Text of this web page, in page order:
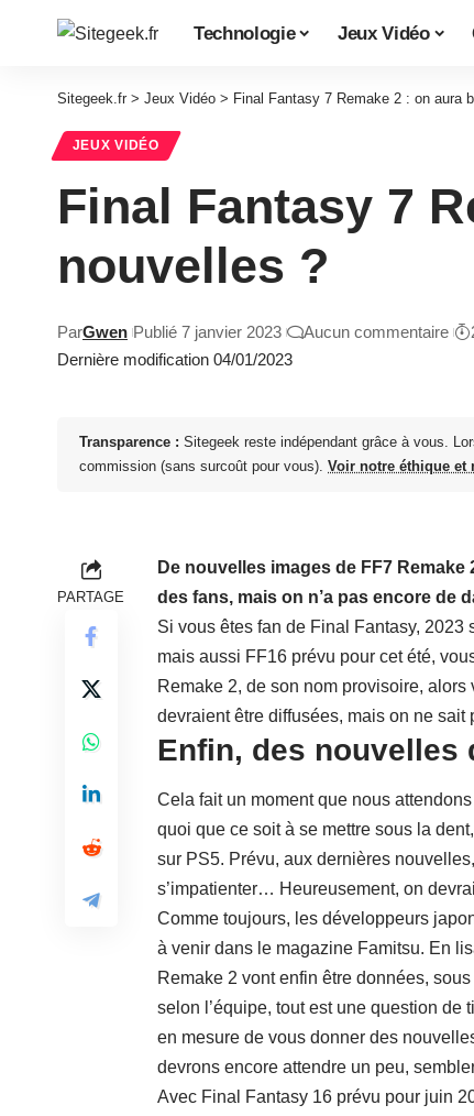
Technologie Jeux Vidéo
Sitegeek.fr > Jeux Vidéo > Final Fantasy 7 Remake 2 : on aura
JEUX VIDÉO
Final Fantasy 7
nouvelles ?
Dernière modification 04/01/2023
ParGwen Publié 7 janvier 2023 Aucun commentaire
Transparence : Sitegeek reste indépendant grâce à vous.
commission (sans surcoût pour vous). Voir notre éthique et
PARTAGE
De nouvelles images de FF7
des fans, mais on n’a pas encore de
Si vous êtes fan de Final Fantasy,
mais aussi FF16 prévu pour cet été,
Remake 2, de son nom provisoire,
devraient être diffusées, mais on ne sait
Enfin, des nouvelles
Cela fait un moment que nous
quoi que ce soit à se mettre sous la
sur PS5. Prévu, aux dernières
s’impatienter… Heureusement, on
Comme toujours, les développeurs
à venir dans le magazine Famitsu. En
Remake 2 vont enfin être données,
selon l’équipe, tout est une question de
en mesure de vous donner des
devrons encore attendre un peu,
Avec Final Fantasy 16 prévu pour juin